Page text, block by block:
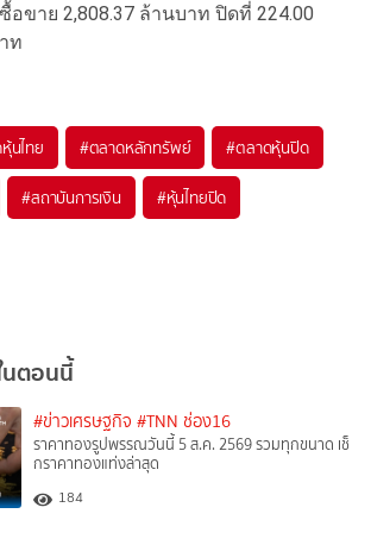
อขาย 2,808.37 ล้านบาท ปิดที่ 224.00
ท
นไทย #ตลาดหลักทรัพย์ #ตลาดหุ้นปิด
#สถาบันการเงิน #หุ้นไทยปิด
ตอนนี้
#ข่าวเศรษฐกิจ #TNN ช่อง16
ราคาทองรูปพรรณวันนี้ 5 ส.ค. 2569 รวมทุกขนาด เช็
กราคาทองแท่งล่าสุด
184